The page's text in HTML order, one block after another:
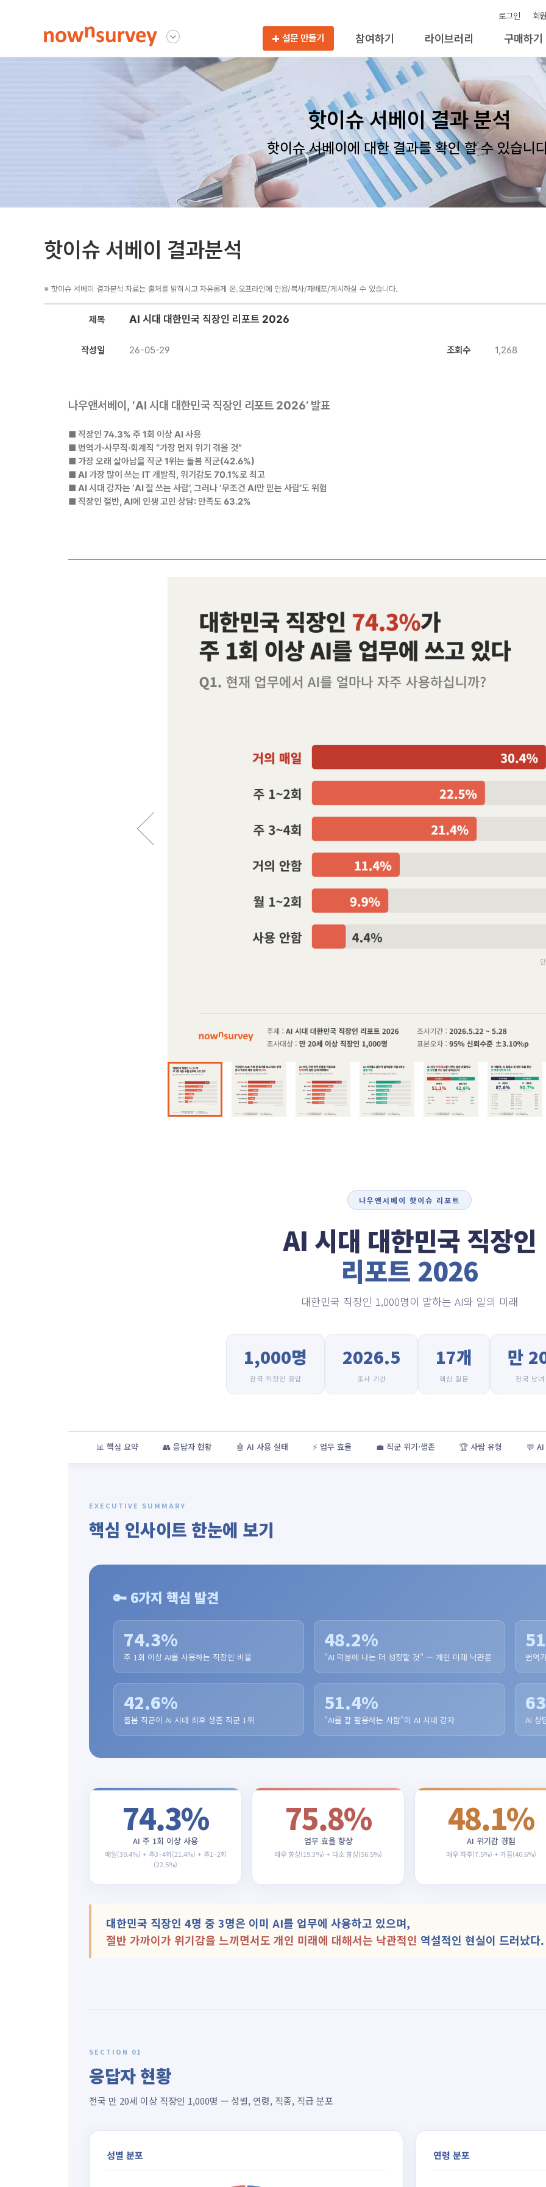
다른사이트 보기
로그인 회
설문 만들기 참여하기 라이브러리 구매하기
핫이슈 서베이 결과 분석
핫이슈 서베이에 대한 결과를 확인 할 수 있습니
핫이슈 서베이 결과분석
※ 핫이슈 서베이 결과분석 자료는 출처를 밝히시고 자유롭게 온.오프라인에 인용/복사/재배포/게시하실 수 있습니다.
제목 AI 시대 대한민국 직장인 리포트 2026
작성일 26-05-29 조회수 1,268
나우앤서베이 , ‘AI 시대 대한민국 직장인 리포트 2026’ 발표
■ 직장인 74.3% 주 1회 이상AI 사용
■ 번역가·사무직·회계직 “가장 먼저 위기 겪을 것”
■ 가장 오래 살아남을 직군1위는 돌봄 직군(42.6%)
■ AI 가장 많이 쓰는 IT개발직, 위기감도 70.1%로 최고
■ AI 시대 강자는 ‘AI 잘 쓰는 사람’, 그러나 ‘무조건 AI만 믿는 사람’도 위험
■ 직장인 절반, AI에 인생 고민 상담: 만족도 63.2%